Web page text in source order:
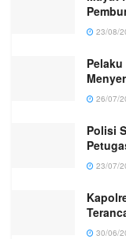
23/08/
26/07/
Polisi
23/07/
30/06/